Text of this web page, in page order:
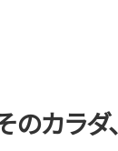
のカラダ